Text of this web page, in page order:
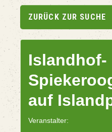
ZURÜCK ZUR SUCHE
Islandhof-
auf
Veranstalter: